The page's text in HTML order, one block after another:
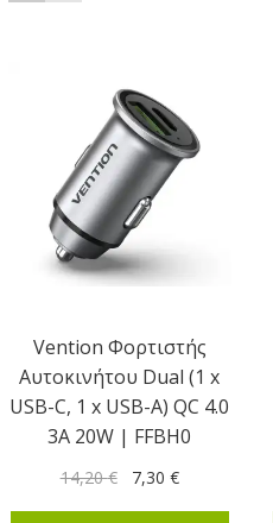
Vention Φορτιστής
Αυτοκινήτου Dual (1 x
USB-C, 1 x USB-A) QC 4.0
3A 20W | FFBH0
14,20€ 7,30€